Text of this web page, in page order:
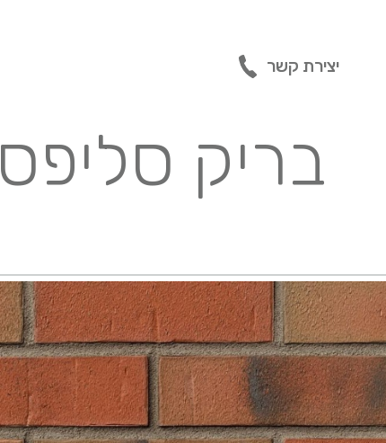
יצירת קשר
בריק סליפס